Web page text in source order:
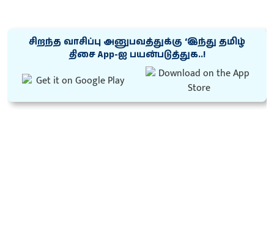
சிறந்த வாசிப்பு அனுபவத்துக்கு ‘இந்து தமிழ்
திசை App-ஐ பயன்படுத்துக..!